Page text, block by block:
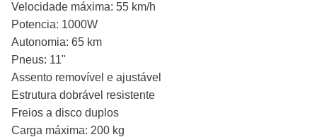
Velocidade máxima: 55 km/h
Potencia: 1000W
Autonomia: 65 km
Pneus: 11"
Assento removível e ajustável
Estrutura dobrável resistente
Freios a disco duplos
Carga máxima: 200 kg